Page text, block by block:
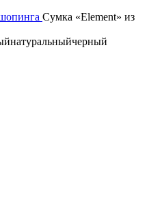
Сумка «Element» из
натуральныйчерный